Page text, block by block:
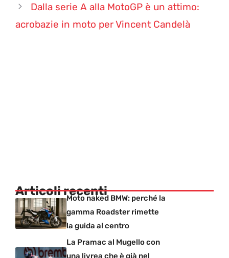
Dalla serie A alla MotoGP è un attimo:
acrobazie in moto per Vincent Candelà
Articoli recentiMoto naked BMW: perché la
gamma Roadster rimette
la guida al centro
La Pramac al Mugello con
una livrea che è già nel